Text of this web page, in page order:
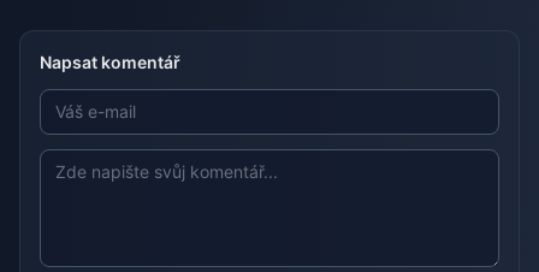
Napsat komentář